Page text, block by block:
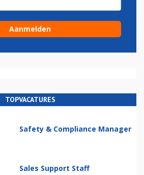
TOPVACATURES
Safety & Compliance Manager
Sales Support Staff